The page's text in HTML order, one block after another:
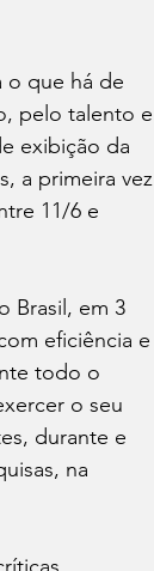
o que há de
pelo talento e
exibição da
a primeira vez
11/6 e
Brasil, em 3
eficiência e
todo o
o seu
durante e
na